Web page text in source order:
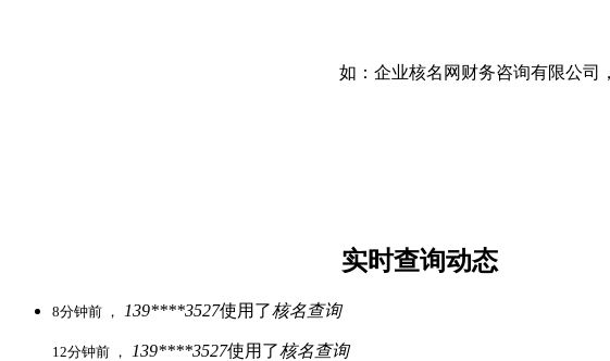
如：企业核名网财务咨询有限公司
实时查询动态
8分钟前 ， 139****3527使用了核名查询
12分钟前 ， 139****3527使用了核名查询